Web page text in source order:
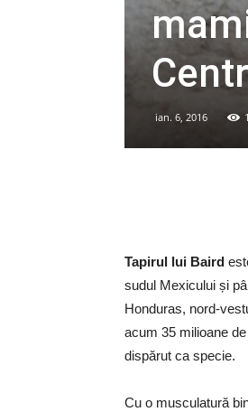
ian. 6, 2016
Tapirul lui Baird
sudul Mexicului și
Honduras, nord-
acum 35 milioane
dispărut ca specie.
Cu o musculatură